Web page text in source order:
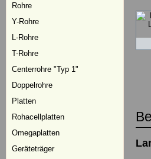
Rohre
Y-Rohre
L-Rohre
T-Rohre
Centerrohre "Typ 1"
Doppelrohre
Platten
Rohacellplatten
Omegaplatten
Geräteträger